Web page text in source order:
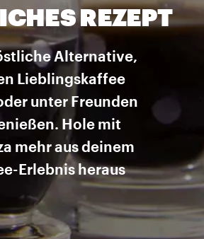
REZEPT
Alternative,
Lieblingskaffee
unter Freunden
Hole mit
mehr aus deinem
Erlebnis heraus